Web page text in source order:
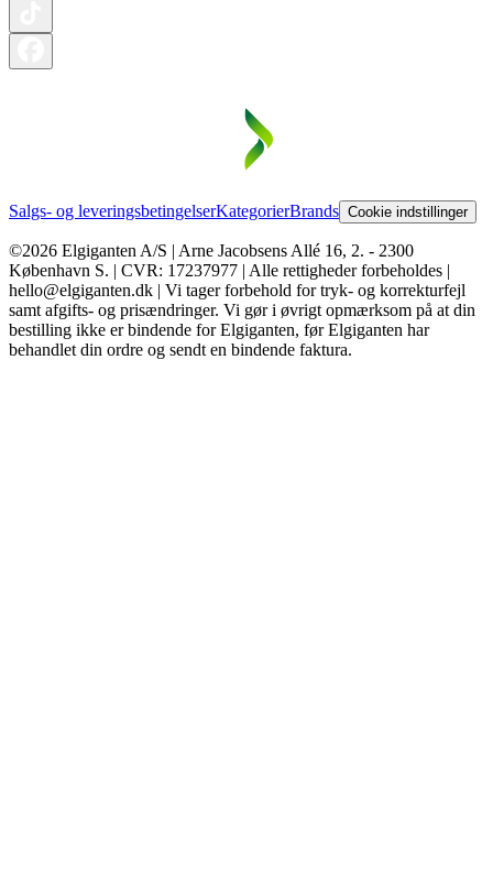
Salgs- og leveringsbetingelserKategorierBrands Cookie indstillinger
©2026 Elgiganten A/S | Arne Jacobsens Allé 16, 2. - 2300
København S. | CVR: 17237977 | Alle rettigheder forbeholdes |
hello@elgiganten.dk | Vi tager forbehold for tryk- og korrekturfejl
samt afgifts- og prisændringer. Vi gør i øvrigt opmærksom på at din
bestilling ikke er bindende for Elgiganten, før Elgiganten har
behandlet din ordre og sendt en bindende faktura.